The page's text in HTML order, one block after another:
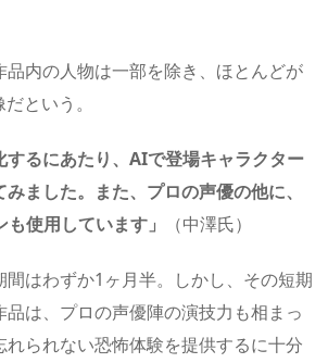
品内の人物は一部を除き、ほとんどが
という。
するにあたり、AIで登場キャラクター
ました。また、プロの声優の他に、
使用しています」
（中澤氏）
間はわずか1ヶ月半。しかし、その短期
は、プロの声優陣の演技力も相まっ
れられない恐怖体験を提供するに十分